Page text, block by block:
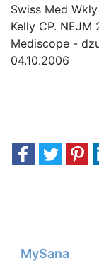
Swiss Med
Kelly CP. NEJM
Mediscope -
04.10.2006
MySana